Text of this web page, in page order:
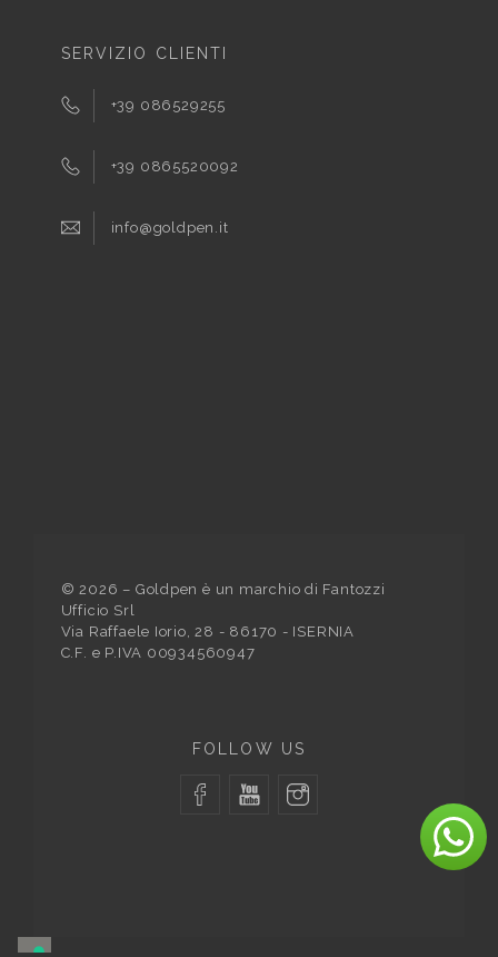
SERVIZIO CLIENTI
+39 086529255
+39 0865520092
info@goldpen.it
© 2026 – Goldpen è un marchio di Fantozzi
Ufficio Srl
Via Raffaele Iorio, 28 - 86170 - ISERNIA
C.F. e P.IVA 00934560947
FOLLOW US